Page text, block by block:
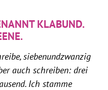
KLABUND.
siebenundzwanzig
auch schreiben: drei
Ich stamme